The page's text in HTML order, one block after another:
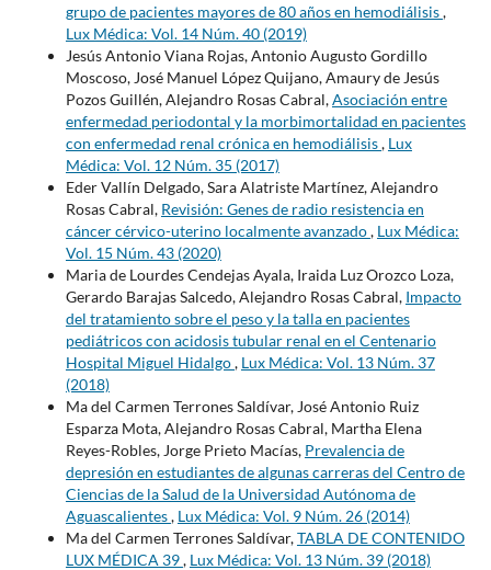
grupo de pacientes mayores de 80 años en hemodiálisis,
Lux Médica: Vol. 14 Núm. 40 (2019)
Jesús Antonio Viana Rojas, Antonio Augusto Gordillo
Moscoso, José Manuel López Quijano, Amaury de Jesús
Pozos Guillén, Alejandro Rosas Cabral,Asociación entre
enfermedad periodontal y la morbimortalidad en pacientes
con enfermedad renal crónica en hemodiálisis, Lux
Médica: Vol. 12 Núm. 35 (2017)
Eder Vallín Delgado, Sara Alatriste Martínez, Alejandro
Rosas Cabral, Revisión: Genes de radio resistencia en
cáncer cérvico-uterino localmente avanzado, Lux Médica:
Vol. 15 Núm. 43 (2020)
Maria de Lourdes Cendejas Ayala, Iraida Luz Orozco Loza,
Gerardo Barajas Salcedo, Alejandro Rosas Cabral, Impacto
del tratamiento sobre el peso y la talla en pacientes
pediátricos con acidosis tubular renal en el Centenario
Hospital Miguel Hidalgo, Lux Médica: Vol. 13 Núm. 37
(2018)
Ma del Carmen Terrones Saldívar, José Antonio Ruiz
Esparza Mota, Alejandro Rosas Cabral, Martha Elena
Reyes-Robles, Jorge Prieto Macías, Prevalencia de
depresión en estudiantes de algunas carreras del Centro de
Ciencias de la Salud de la Universidad Autónoma de
Aguascalientes, Lux Médica: Vol. 9 Núm. 26 (2014)
Ma del Carmen Terrones Saldívar,TABLA DE CONTENIDO
LUX MÉDICA 39, Lux Médica: Vol. 13 Núm. 39 (2018)